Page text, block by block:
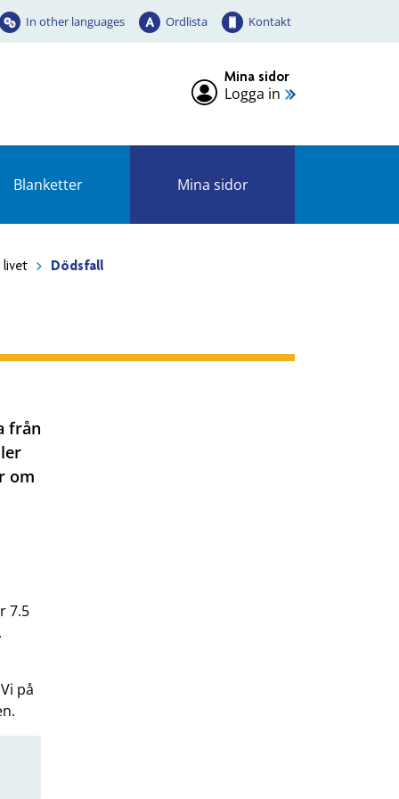
In other languages Ordlista Kontakt
Mina sidor
Logga in
Blanketter Mina sidor
livet Dödsfall
från
om
7.5
på